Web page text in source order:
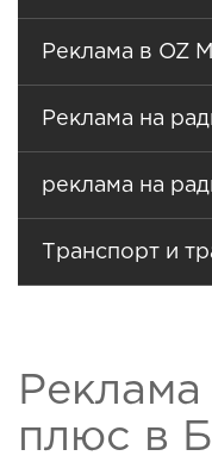
Реклама в OZ
Реклама на
реклама на
Транспорт и
плюс в